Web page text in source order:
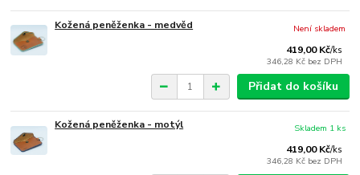
Kožená peněženka - medvěd
419,00 Kč/ks
346,28 Kč bez DPH
Není skladem
Přidat do košíku
Kožená peněženka - motýl
419,00 Kč/ks
346,28 Kč bez DPH
Skladem 1 ks